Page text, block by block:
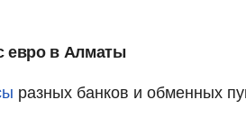
евро в Алматы
разных банков и обменных